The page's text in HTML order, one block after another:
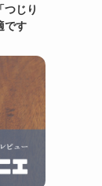
つじり
です